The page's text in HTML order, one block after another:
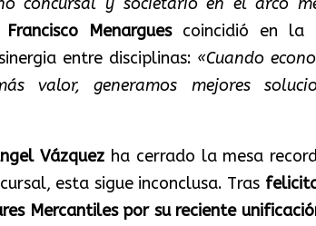
Francisco Menarguescoincidió en la
entre disciplinas: «Cuando
valor, generamos mejores
Vázquez ha cerrado la mesa
esta sigue inconclusa. Tras
Mercantiles por su reciente